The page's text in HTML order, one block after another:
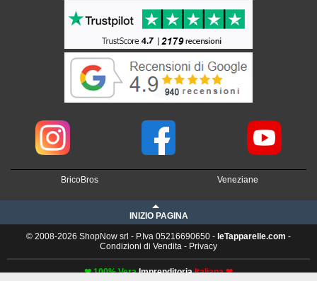
BricoBros Veneziane
INIZIO PAGINA
© 2008-2026 ShopNow srl - P.Iva 05216690650 - leTapparelle.com -
Condizioni di Vendita - Privacy
❤ 100% VeraImprenditoriaItaliana ❤